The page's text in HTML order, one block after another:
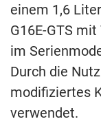
einem 1,6
G16E-GTS
im
Durch die
modifiziertes
verwendet.